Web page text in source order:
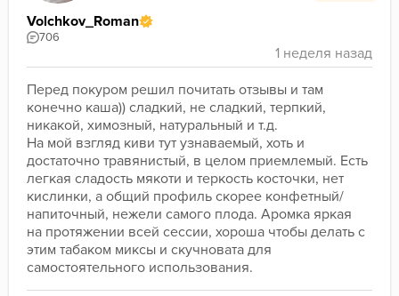
Volchkov_Roman
706
Перед покуром решил почитать отзывы и там
конечно каша)) сладкий, не сладкий, терпкий,
никакой, химозный, натуральный и т.д.
На мой взгляд киви тут узнаваемый, хоть и
достаточно травянистый, в целом приемлемый. Есть
легкая сладость мякоти и теркость косточки, нет
кислинки, а общий профиль скорее конфетный/
напиточный, нежели самого плода. Аромка яркая
на протяжении всей сессии, хороша чтобы делать с
этим табаком миксы и скучновата для
самостоятельного использования.